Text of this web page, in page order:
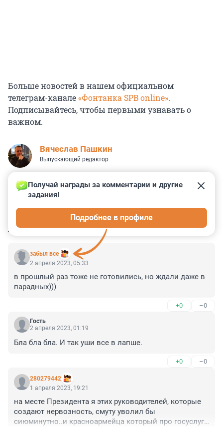
Больше новостей в нашем официальном
телеграм-канале«Фонтанка SPB online».
Подписывайтесь, чтобы первыми узнавать о
важном.
Вячеслав Пашкин
Выпускающий редактор
КОММЕНТАРИИ 28
забыл все
Получай награды за комментарии и другие
задания!
Подробнее в профиле
2 апреля 2023, 05:33
в прошлый раз тоже не готовились, но ждали даже в
парадных)))
+0 –0
Гость
2 апреля 2023, 01:19
Бла бла бла. И так уши все в лапше.
+0 –0
280279442
1 апреля 2023, 19:21
на месте Президента я этих руководителей, которые
создают нервозность, смуту уволил бы
сиюминутно..и красноармейца который про госуслуги